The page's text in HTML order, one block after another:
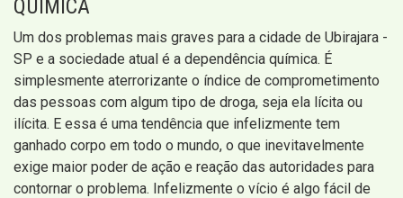
QUÍMICA
Um dos problemas mais graves para a cidade de Ubirajara -
SP e a sociedade atual é a dependência química. É
simplesmente aterrorizante o índice de comprometimento
das pessoas com algum tipo de droga, seja ela lícita ou
ilícita. E essa é uma tendência que infelizmente tem
ganhado corpo em todo o mundo, o que inevitavelmente
exige maior poder de ação e reação das autoridades para
contornar o problema. Infelizmente o vício é algo fácil de